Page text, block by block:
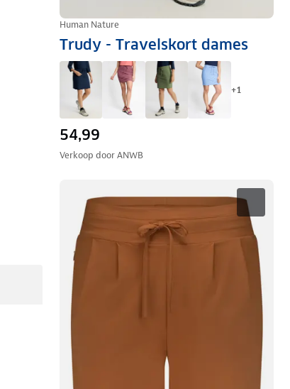
Human Nature
Trudy - Travelskort dames
+1
54,99
Verkoop doorANWB